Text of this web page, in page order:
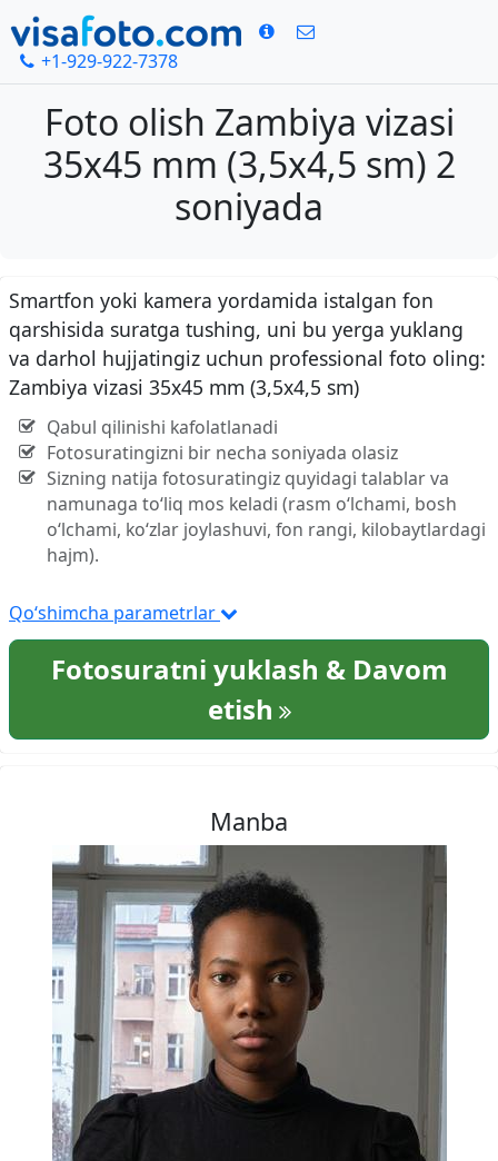
+1-929-922-7378
Foto olish Zambiya vizasi
35x45 mm (3,5x4,5 sm) 2
soniyada
Smartfon yoki kamera yordamida istalgan fon
qarshisida suratga tushing, uni bu yerga yuklang
va darhol hujjatingiz uchun professional foto oling:
Zambiya vizasi 35x45 mm (3,5x4,5 sm)
Qabul qilinishi kafolatlanadi
Fotosuratingizni bir necha soniyada olasiz
Sizning natija fotosuratingiz quyidagi talablar va
namunaga to‘liq mos keladi (rasm o‘lchami, bosh
o‘lchami, ko‘zlar joylashuvi, fon rangi, kilobaytlardagi
hajm).
Qo‘shimcha parametrlar
Fotosuratni yuklash & Davom
etish
Manba